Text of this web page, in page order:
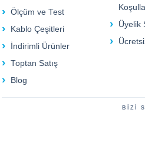
Ölçüm ve Test
Kablo Çeşitleri
İndirimli Ürünler
Toptan Satış
Blog
Üyelik
BİZİ